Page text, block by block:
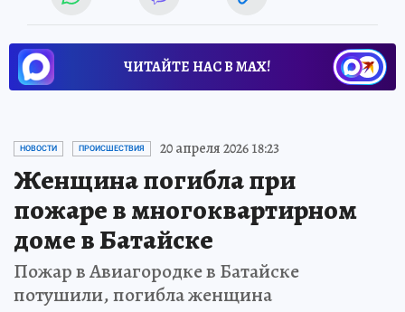
ЧИТАЙТЕ НАС В МАХ!
НОВОСТИ ПРОИСШЕСТВИЯ 20 апреля 2026 18:23
Женщина погибла при
пожаре в многоквартирном
доме в Батайске
Пожар в Авиагородке в Батайске
потушили, погибла женщина